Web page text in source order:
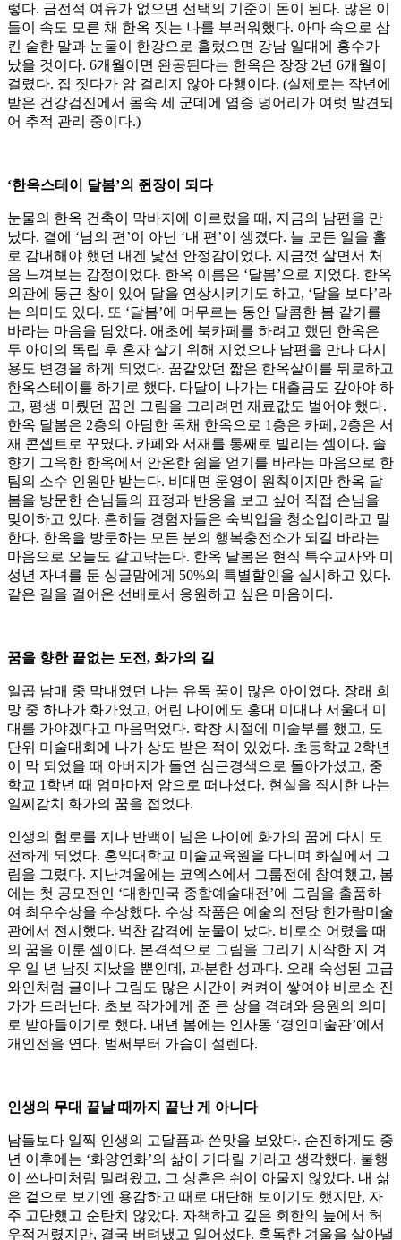
렇다. 금전적 여유가 없으면 선택의 기준이 돈이 된다. 많은 이
들이 속도 모른 채 한옥 짓는 나를 부러워했다. 아마 속으로 삼
킨 숱한 말과 눈물이 한강으로 흘렀으면 강남 일대에 홍수가
났을 것이다. 6개월이면 완공된다는 한옥은 장장 2년 6개월이
걸렸다. 집 짓다가 암 걸리지 않아 다행이다. (실제로는 작년에
받은 건강검진에서 몸속 세 군데에 염증 덩어리가 여럿 발견되
어 추적 관리 중이다.)
‘한옥스테이 달봄’의 쥔장이 되다
눈물의 한옥 건축이 막바지에 이르렀을 때, 지금의 남편을 만
났다. 곁에 ‘남의 편’이 아닌 ‘내 편’이 생겼다. 늘 모든 일을 홀
로 감내해야 했던 내겐 낯선 안정감이었다. 지금껏 살면서 처
음 느껴보는 감정이었다. 한옥 이름은 ‘달봄’으로 지었다. 한옥
외관에 둥근 창이 있어 달을 연상시키기도 하고, ‘달을 보다’라
는 의미도 있다. 또 ‘달봄’에 머무르는 동안 달콤한 봄 같기를
바라는 마음을 담았다. 애초에 북카페를 하려고 했던 한옥은
두 아이의 독립 후 혼자 살기 위해 지었으나 남편을 만나 다시
용도 변경을 하게 되었다. 꿈같았던 짧은 한옥살이를 뒤로하고
한옥스테이를 하기로 했다. 다달이 나가는 대출금도 갚아야 하
고, 평생 미뤘던 꿈인 그림을 그리려면 재료값도 벌어야 했다.
한옥 달봄은 2층의 아담한 독채 한옥으로 1층은 카페, 2층은 서
재 콘셉트로 꾸몄다. 카페와 서재를 통째로 빌리는 셈이다. 솔
향기 그윽한 한옥에서 안온한 쉼을 얻기를 바라는 마음으로 한
팀의 소수 인원만 받는다. 비대면 운영이 원칙이지만 한옥 달
봄을 방문한 손님들의 표정과 반응을 보고 싶어 직접 손님을
맞이하고 있다. 흔히들 경험자들은 숙박업을 청소업이라고 말
한다. 한옥을 방문하는 모든 분의 행복충전소가 되길 바라는
마음으로 오늘도 갈고닦는다. 한옥 달봄은 현직 특수교사와 미
성년 자녀를 둔 싱글맘에게 50%의 특별할인을 실시하고 있다.
같은 길을 걸어온 선배로서 응원하고 싶은 마음이다.
꿈을 향한 끝없는 도전, 화가의 길
일곱 남매 중 막내였던 나는 유독 꿈이 많은 아이였다. 장래 희
망 중 하나가 화가였고, 어린 나이에도 홍대 미대나 서울대 미
대를 가야겠다고 마음먹었다. 학창 시절에 미술부를 했고, 도
단위 미술대회에 나가 상도 받은 적이 있었다. 초등학교 2학년
이 막 되었을 때 아버지가 돌연 심근경색으로 돌아가셨고, 중
학교 1학년 때 엄마마저 암으로 떠나셨다. 현실을 직시한 나는
일찌감치 화가의 꿈을 접었다.
인생의 험로를 지나 반백이 넘은 나이에 화가의 꿈에 다시 도
전하게 되었다. 홍익대학교 미술교육원을 다니며 화실에서 그
림을 그렸다. 지난겨울에는 코엑스에서 그룹전에 참여했고, 봄
에는 첫 공모전인 ‘대한민국 종합예술대전’에 그림을 출품하
여 최우수상을 수상했다. 수상 작품은 예술의 전당 한가람미술
관에서 전시했다. 벅찬 감격에 눈물이 났다. 비로소 어렸을 때
의 꿈을 이룬 셈이다. 본격적으로 그림을 그리기 시작한 지 겨
우 일 년 남짓 지났을 뿐인데, 과분한 성과다. 오래 숙성된 고급
와인처럼 글이나 그림도 많은 시간이 켜켜이 쌓여야 비로소 진
가가 드러난다. 초보 작가에게 준 큰 상을 격려와 응원의 의미
로 받아들이기로 했다. 내년 봄에는 인사동 ‘경인미술관’에서
개인전을 연다. 벌써부터 가슴이 설렌다.
인생의 무대 끝날 때까지 끝난 게 아니다
남들보다 일찍 인생의 고달픔과 쓴맛을 보았다. 순진하게도 중
년 이후에는 ‘화양연화’의 삶이 기다릴 거라고 생각했다. 불행
이 쓰나미처럼 밀려왔고, 그 상흔은 쉬이 아물지 않았다. 내 삶
은 겉으로 보기엔 용감하고 때로 대단해 보이기도 했지만, 자
주 고단했고 순탄치 않았다. 자책하고 깊은 회한의 늪에서 허
우적거렸지만, 결국 버텨냈고 일어섰다. 혹독한 겨울을 살아낼